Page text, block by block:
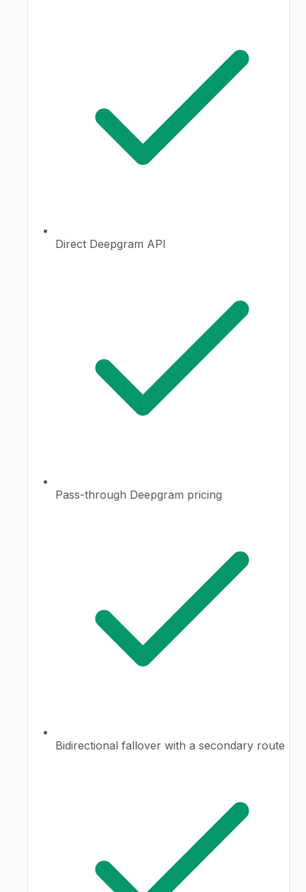
Direct Deepgram API
Pass-through Deepgram pricing
Bidirectional fallover with a secondary route